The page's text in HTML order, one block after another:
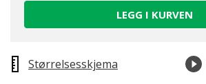
LEGG I KURVEN
Størrelsesskjema